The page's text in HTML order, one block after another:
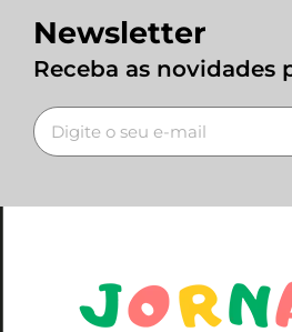
Newsletter
Receba as novidades